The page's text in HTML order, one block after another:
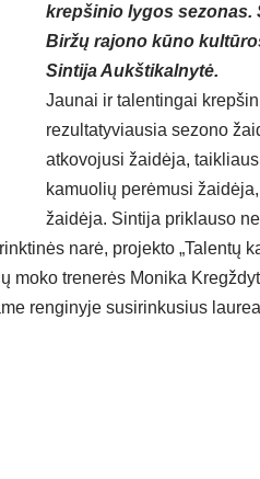
krepšinio lygos sezonas.
Biržų rajono kūno
Sintija Aukštikalnytė.
Jaunai ir talentingai
rezultatyviausia sezono
atkovojusi žaidėja,
kamuolių perėmusi
žaidėja. Sintija priklauso
narė, projekto „Talentų
moko trenerės Monika
renginyje susirinkusius